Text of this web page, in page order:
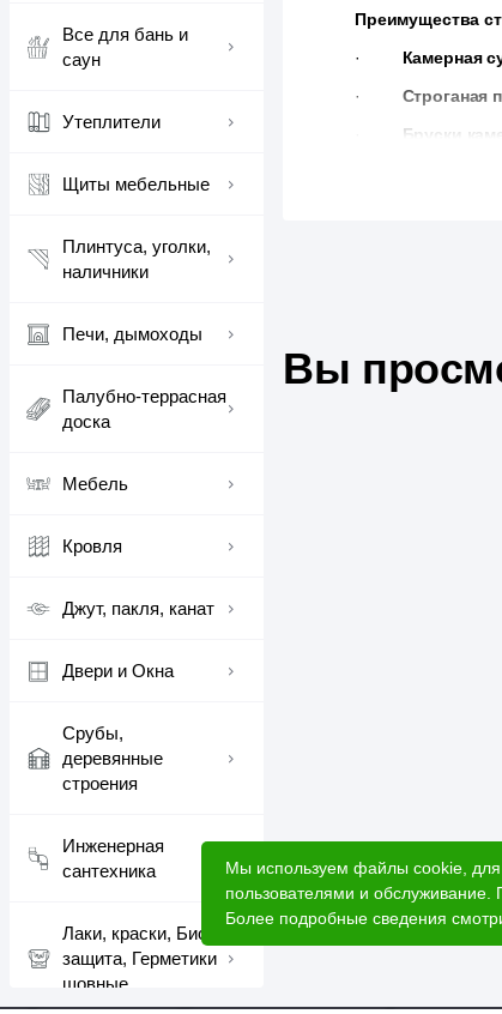
Все для бань и
саун
Утеплители
Щиты мебельные
Плинтуса, уголки,
наличники
Печи, дымоходы
Палубно-террасная
доска
Мебель
Кровля
Джут, пакля, канат
Двери и Окна
Срубы,
деревянные
строения
Инженерная
сантехника
Лаки, краски, Био
защита, Герметики
шовные
Преимущества
· Камерная
· Строганая
Бруски
Вы
Мы используем файлы cookie, для
пользователями и обслуживание.
Более подробные сведения